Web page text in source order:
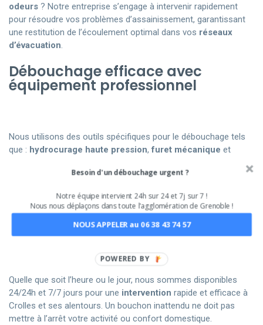
odeurs ? Notre entreprise s’engage à intervenir rapidement
pour résoudre vos problèmes d’assainissement, garantissant
une restitution de l’écoulement optimal dans vos réseaux
d’évacuation.
Débouchage efficace avec
équipement professionnel
Nous utilisons des outils spécifiques pour le débouchage tels
que : hydrocurage haute pression,furet mécanique et
caméra endoscopique, pour identifier et dissoudre tout type de
blocage dans vos canalisations, y comprisgraisses cheveux
Disponibilité continue pour vos
urgences
Quelle que soit l’heure ou le jour, nous sommes disponibles
24/24h et 7/7 jours pour une intervention rapide et efficace à
Crolles et ses alentours. Un bouchon inattendu ne doit pas
mettre à l’arrêt votre activité ou confort domestique.
Besoin d'un débouchage urgent ?
Notre équipe intervient 24h sur 24 et 7j sur 7 !
Nous nous déplaçons dans toute l'agglomération de Grenoble !
NOUS APPELER au 06 38 43 74 57
POWERED BY